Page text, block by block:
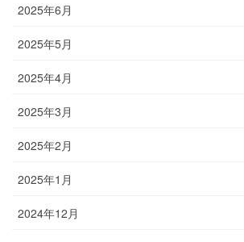
2025年6月
2025年5月
2025年4月
2025年3月
2025年2月
2025年1月
2024年12月